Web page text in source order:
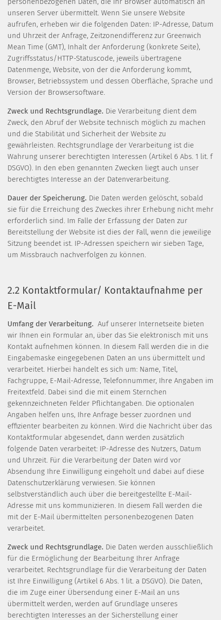
unseren Server übermittelt. Wenn Sie unsere Website
aufrufen, erheben wir die folgenden Daten: IP-Adresse, Datum
und Uhrzeit der Anfrage, Zeitzonendifferenz zur Greenwich
Mean Time (GMT), Inhalt der Anforderung (konkrete Seite),
Zugriffsstatus/HTTP-Statuscode, jeweils übertragene
Datenmenge, Website, von der die Anforderung kommt,
Browser, Betriebssystem und dessen Oberfläche, Sprache und
Version der Browsersoftware.
Zweck und Rechtsgrundlage. Die Verarbeitung dient dem
Zweck, den Abruf der Website technisch möglich zu machen
und die Stabilität und Sicherheit der Website zu
gewährleisten. Rechtsgrundlage der Verarbeitung ist die
Wahrung unserer berechtigten Interessen (Artikel 6 Abs. 1 lit. f
DSGVO). In den eben genannten Zwecken liegt auch unser
berechtigtes Interesse an der Datenverarbeitung.
Dauer der Speicherung. Die Daten werden gelöscht, sobald
sie für die Erreichung des Zweckes ihrer Erhebung nicht mehr
erforderlich sind. Im Falle der Erfassung der Daten zur
Bereitstellung der Website ist dies der Fall, wenn die jeweilige
Sitzung beendet ist. IP-Adressen speichern wir sieben Tage,
um Missbrauch nachverfolgen zu können.
2.2 Kontaktformular/ Kontaktaufnahme per
E-Mail
Umfang der Verarbeitung. Auf unserer Internetseite bieten
wir Ihnen ein Formular an, über das Sie elektronisch mit uns
Kontakt aufnehmen können. In diesem Fall werden die in die
Eingabemaske eingegebenen Daten an uns übermittelt und
verarbeitet. Hierbei handelt es sich um: Name, Titel,
Fachgruppe, E-Mail-Adresse, Telefonnummer, Ihre Angaben im
Freitextfeld. Dabei sind die mit einem Sternchen
gekennzeichneten Felder Pflichtangaben. Die optionalen
Angaben helfen uns, Ihre Anfrage besser zuordnen und
effizienter bearbeiten zu können. Wird die Nachricht über das
Kontaktformular abgesendet, dann werden zusätzlich
folgende Daten verarbeitet: IP-Adresse des Nutzers, Datum
und Uhrzeit. Für die Verarbeitung der Daten wird vor
Absendung Ihre Einwilligung eingeholt und dabei auf diese
Datenschutzerklärung verwiesen. Sie können
selbstverständlich auch über die bereitgestellte E-Mail-
Adresse mit uns kommunizieren. In diesem Fall werden die
mit der E-Mail übermittelten personenbezogenen Daten
verarbeitet.
Zweck und Rechtsgrundlage. Die Daten werden ausschließlich
für die Ermöglichung der Bearbeitung Ihrer Anfrage
verarbeitet. Rechtsgrundlage für die Verarbeitung der Daten
ist Ihre Einwilligung (Artikel 6 Abs. 1 lit. a DSGVO). Die Daten,
die im Zuge einer Übersendung einer E-Mail an uns
übermittelt werden, werden auf Grundlage unseres
berechtigten Interesses an der Sicherstellung einer